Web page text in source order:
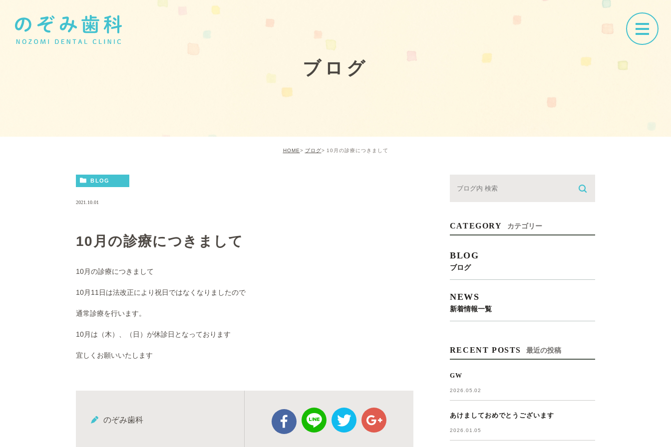
ブログ
HOME ブログ 10月の診療につきまして
BLOG
2021.10.01
10月の診療につきまして
10月の診療につきまして
10月11日は法改正により祝日ではなくなりましたので
通常診療を行います。
10月は（木）、（日）が休診日となっております
宜しくお願いいたします
のぞみ歯科
CATEGORY カテゴリー
BLOG
ブログ
NEWS
新着情報一覧
RECENT POSTS 最近の投稿
GW
2026.05.02
あけましておめでとうございます
2026.01.05